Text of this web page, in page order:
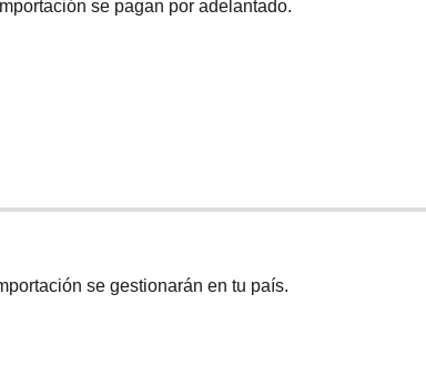
se pagan por adelantado.
se gestionarán en tu país.